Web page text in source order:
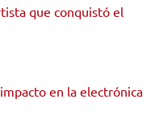
que conquistó el
en la electrónica